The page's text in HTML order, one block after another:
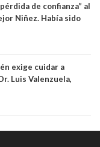
de confianza” al
Niñez. Había sido
exige cuidar a
Luis Valenzuela,
Henríquez